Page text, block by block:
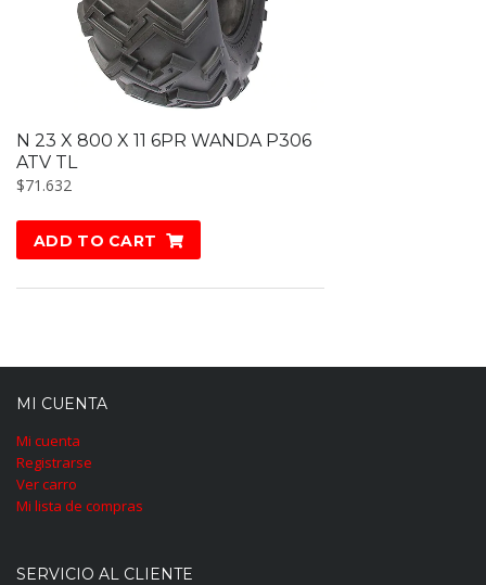
N 23 X 800 X 11 6PR WANDA P306
ATV TL
$71.632
ADD TO CART
MI CUENTA
Mi cuenta
Registrarse
Ver carro
Mi lista de compras
SERVICIO AL CLIENTE